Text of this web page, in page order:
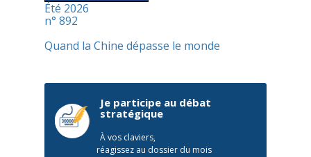
Été 2026
n° 892
Quand la Chine dépasse le monde
Je participe au débat
stratégique
À vos claviers,
réagissez au dossier du mois